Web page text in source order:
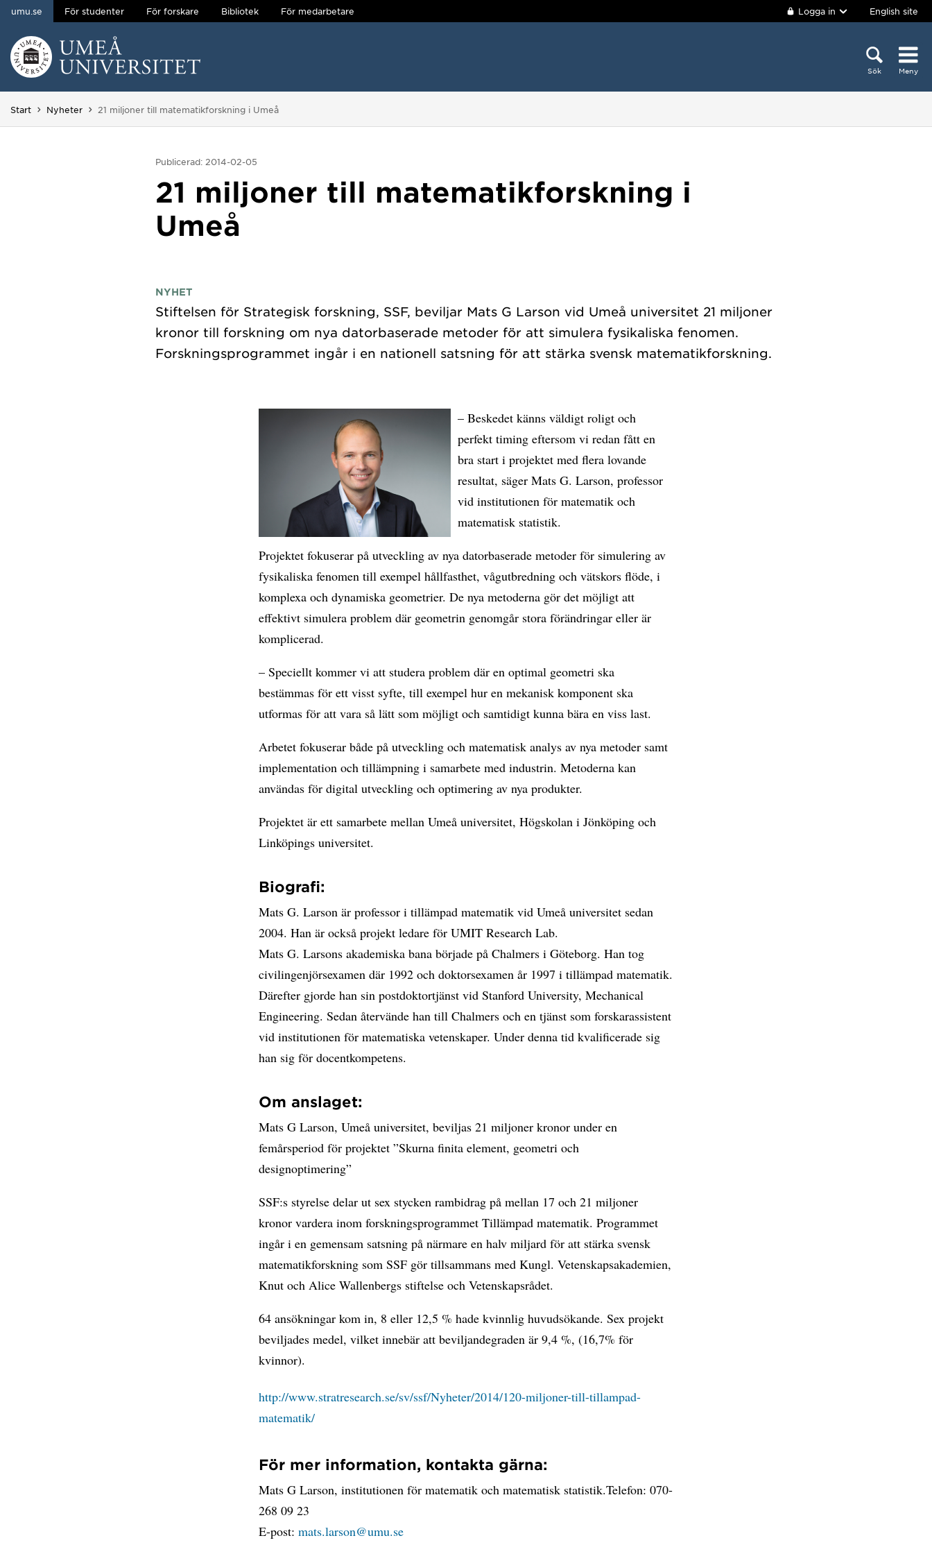
Hoppa direkt till innehållet
umu.se För studenter För forskare Bibliotek För medarbetare Logga in English site
Sök Meny
Start Nyheter Du är här:
21 miljoner till matematikforskning i Umeå
Publicerad: 2014-02-05
21 miljoner till matematikforskning i
Umeå
NYHET
Stiftelsen för Strategisk forskning, SSF, beviljar Mats G Larson vid Umeå universitet 21 miljoner
kronor till forskning om nya datorbaserade metoder för att simulera fysikaliska fenomen.
– Beskedet känns väldigt roligt och
perfekt timing eftersom vi redan fått en
bra start i projektet med flera lovande
resultat, säger Mats G. Larson, professor
vid institutionen för matematik och
matematisk statistik.
Projektet fokuserar på utveckling av nya datorbaserade metoder för simulering av
fysikaliska fenomen till exempel hållfasthet, vågutbredning och vätskors flöde, i
komplexa och dynamiska geometrier. De nya metoderna gör det möjligt att
effektivt simulera problem där geometrin genomgår stora förändringar eller är
komplicerad.
– Speciellt kommer vi att studera problem där en optimal geometri ska
bestämmas för ett visst syfte, till exempel hur en mekanisk komponent ska
utformas för att vara så lätt som möjligt och samtidigt kunna bära en viss last.
Arbetet fokuserar både på utveckling och matematisk analys av nya metoder samt
implementation och tillämpning i samarbete med industrin. Metoderna kan
användas för digital utveckling och optimering av nya produkter.
Projektet är ett samarbete mellan Umeå universitet, Högskolan i Jönköping och
Linköpings universitet.
Biografi:
Mats G. Larson är professor i tillämpad matematik vid Umeå universitet sedan
2004. Han är också projekt ledare för UMIT Research Lab.
Mats G. Larsons akademiska bana började på Chalmers i Göteborg. Han tog
civilingenjörsexamen där 1992 och doktorsexamen år 1997 i tillämpad matematik.
Därefter gjorde han sin postdoktortjänst vid Stanford University, Mechanical
Engineering. Sedan återvände han till Chalmers och en tjänst som forskarassistent
vid institutionen för matematiska vetenskaper. Under denna tid kvalificerade sig
han sig för docentkompetens.
Om anslaget:
Mats G Larson, Umeå universitet, beviljas 21 miljoner kronor under en
femårsperiod för projektet ”Skurna finita element, geometri och
designoptimering”
SSF:s styrelse delar ut sex stycken rambidrag på mellan 17 och 21 miljoner
kronor vardera inom forskningsprogrammet Tillämpad matematik. Programmet
ingår i en gemensam satsning på närmare en halv miljard för att stärka svensk
matematikforskning som SSF gör tillsammans med Kungl. Vetenskapsakademien,
Knut och Alice Wallenbergs stiftelse och Vetenskapsrådet.
64 ansökningar kom in, 8 eller 12,5 % hade kvinnlig huvudsökande. Sex projekt
beviljades medel, vilket innebär att beviljandegraden är 9,4 %, (16,7% för
kvinnor).
http://www.stratresearch.se/sv/ssf/Nyheter/2014/120-miljoner-till-tillampad-
matematik/
För mer information, kontakta gärna:
Mats G Larson, institutionen för matematik och matematisk statistik.Telefon:070-
268 09 23
E-post:mats.larson@umu.se